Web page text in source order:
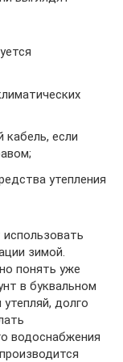
если
утепления
зимой.
понять уже
в буквальном
долго
водоснабжения